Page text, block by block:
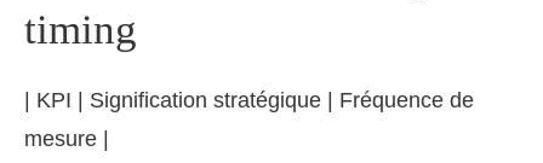
timing
| KPI | Signification stratégique | Fréquence de
mesure |